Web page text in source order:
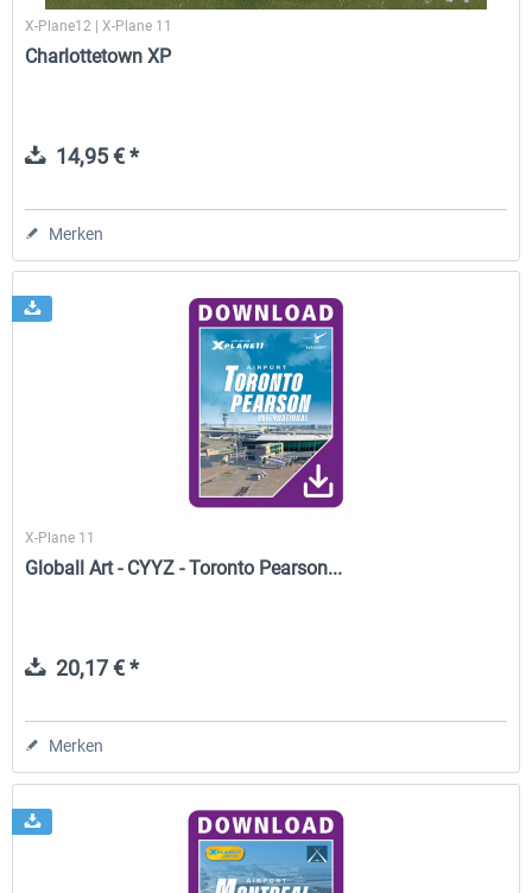
X-Plane12 | X-Plane 11
Charlottetown XP
14,95 € *
Merken
X-Plane 11
Globall Art - CYYZ - Toronto Pearson...
20,17 € *
Merken